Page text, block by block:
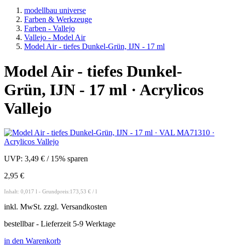
modellbau universe
Farben & Werkzeuge
Farben - Vallejo
Vallejo - Model Air
Model Air - tiefes Dunkel-Grün, IJN - 17 ml
Model Air - tiefes Dunkel-
Grün, IJN - 17 ml · Acrylicos
Vallejo
UVP: 3,49 € / 15% sparen
2,95 €
Inhalt: 0,017 l - Grundpreis:173,53 € / l
inkl. MwSt. zzgl. Versandkosten
bestellbar - Lieferzeit 5-9 Werktage
in den Warenkorb